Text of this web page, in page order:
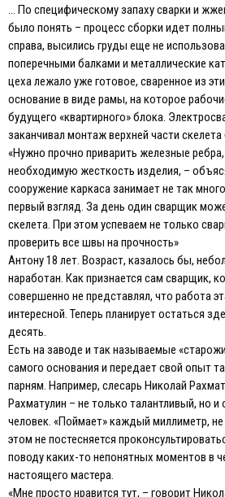
… По специфическому запаху сварки и
было понять – процесс сборки идет
справа, высились груды еще не
поперечными балками и металлические
цеха лежало уже готовое, сваренное из
основание в виде рамы, на которое
будущего «квартирного» блока.
заканчивал монтаж верхней части
«Нужно прочно приварить железные
необходимую жесткость изделия, –
сооружение каркаса занимает не так
первый взгляд. За день один сварщик
скелета. При этом успеваем не только
проверить все швы на прочность»
Антону 18 лет. Возраст, казалось бы,
наработан. Как признается сам сварщик,
совершенно не представлял, что работа
интересной. Теперь планирует остаться
десять.
Есть на заводе и так называемые
самого основания и передает свой опыт
парням. Например, слесарь Николай
Рахматулин – не только талантливый, но и
человек. «Поймает» каждый миллиметр,
этом не постесняется
поводу каких-то непонятных моментов в
настоящего мастера.
«Мне просто нравится тут, – говорит